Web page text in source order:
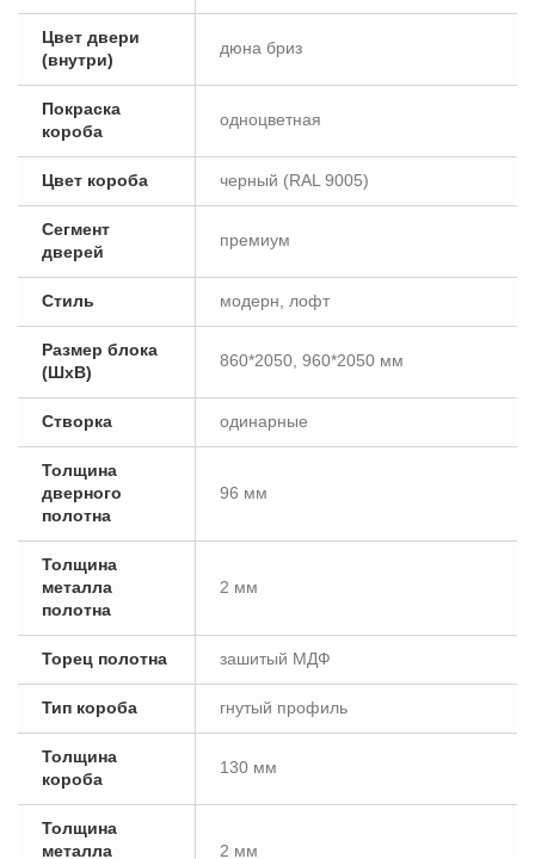
Цвет двери
(внутри)
дюна бриз
Покраска
короба
одноцветная
Цвет короба черный (RAL 9005)
Сегмент
дверей
премиум
Стиль модерн, лофт
Размер блока
(ШxВ)
860*2050, 960*2050 мм
Створка одинарные
Толщина
дверного
полотна
96 мм
Толщина
металла
полотна
2 мм
Торец полотна зашитый МДФ
Тип короба гнутый профиль
Толщина
короба
130 мм
Толщина
металла
2 мм